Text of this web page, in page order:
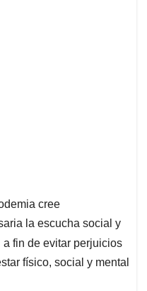
cree
la escucha social y
a fin de evitar perjuicios
físico, social y mental